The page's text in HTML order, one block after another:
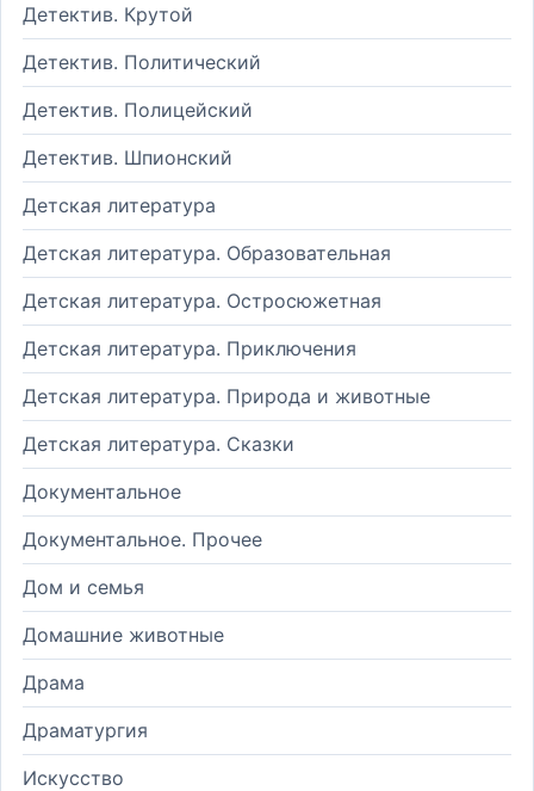
Детектив. Крутой
Детектив. Политический
Детектив. Полицейский
Детектив. Шпионский
Детская литература
Детская литература. Образовательная
Детская литература. Остросюжетная
Детская литература. Приключения
Детская литература. Природа и животные
Детская литература. Сказки
Документальное
Документальное. Прочее
Дом и семья
Домашние животные
Драма
Драматургия
Искусство